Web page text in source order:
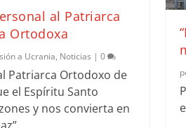
al Patriarca
Ortodoxa
a Ucrania, Noticias |0
Patriarca Ortodoxo de
el Espíritu Santo
y nos convierta en